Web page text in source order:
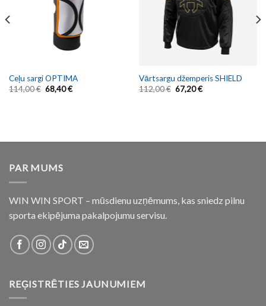
Ceļu sargi OPTIMA
114,00€ 68,40€
Vārtsargu džemperis SHIELD
112,00€ 67,20€
PAR MUMS
WIN WIN SPORT – mūsdienu uzņēmums, kas sniedz pilnu
sporta ekipējuma pakalpojumu servisu.
REĢISTRĒTIES JAUNUMIEM